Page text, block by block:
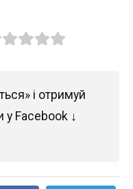
і отримуй
у Facebook ↓